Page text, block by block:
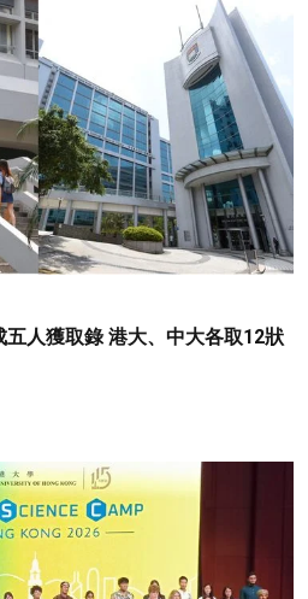
五人獲取錄 港大、中大各取12狀